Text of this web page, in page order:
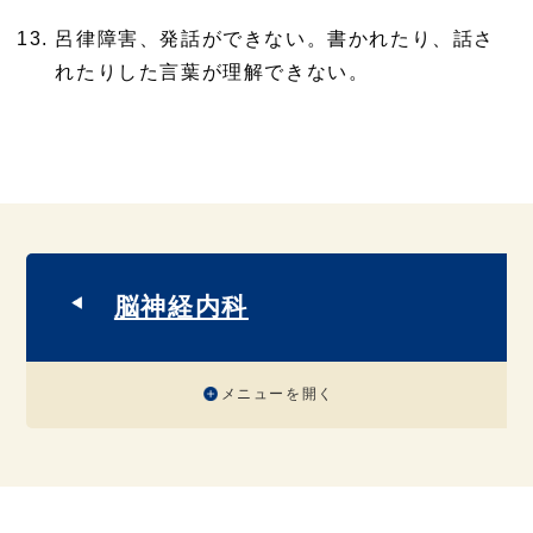
呂律障害、発話ができない。書かれたり、話さ
れたりした言葉が理解できない。
脳神経内科
メニューを開く